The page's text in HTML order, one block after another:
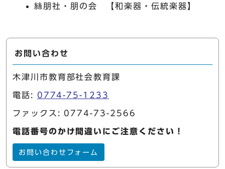
絲朋社・朋の会 【和楽器・伝統楽器】
お問い合わせ
木津川市教育部社会教育課
電話: 0774-75-1233
ファックス: 0774-73-2566
電話番号のかけ間違いにご注意ください！
お問い合わせフォーム